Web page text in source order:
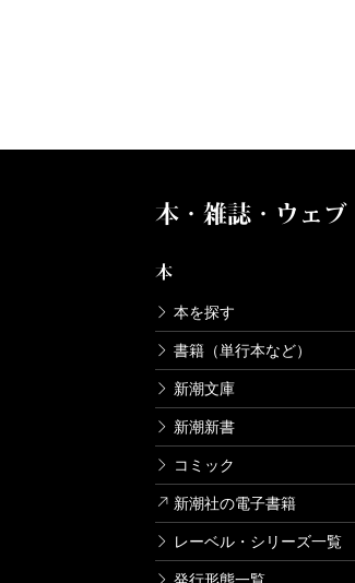
本・雑誌・ウェブ
本
本を探す
書籍（単行本など）
新潮文庫
新潮新書
コミック
新潮社の電子書籍
レーベル・シリーズ一覧